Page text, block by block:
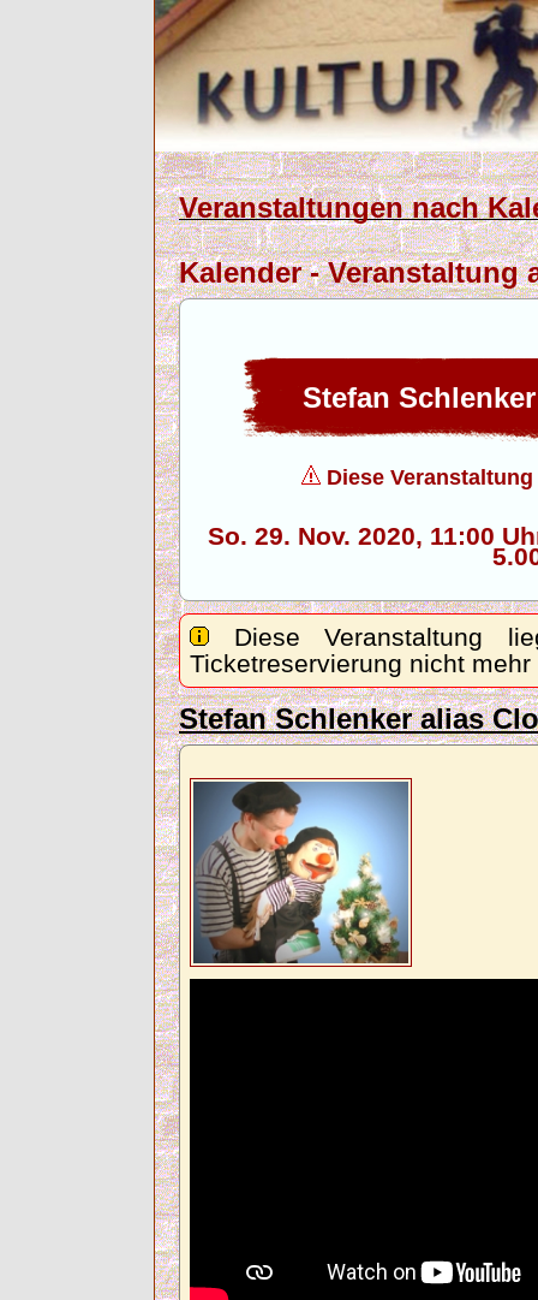
Veranstaltungen nach
Kalender - Veranstaltung
Stefan
Diese
So. 29. Nov. 2020,
Diese Veranstaltung
Ticketreservierung nicht
Stefan Schlenker alias